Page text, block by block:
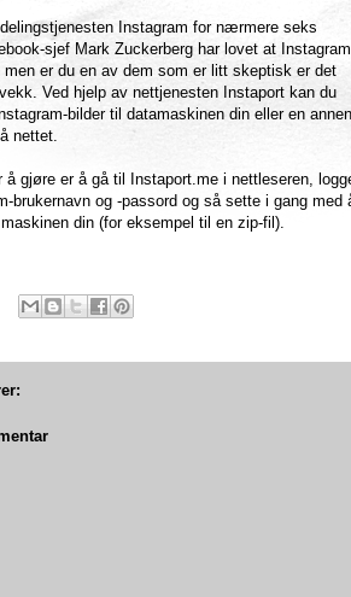
Instagram for nærmere seks
sjef Mark Zuckerberg har lovet at Instagram
er du en av dem som er litt skeptisk er det
Ved hjelp av nettjenesten Instaport kan du
bilder til datamaskinen din eller en annen
nettet.
å gjøre er å gå til Instaport.me i nettleseren,
brukernavn og -passord og så sette i gang med
din (for eksempel til en zip-fil).